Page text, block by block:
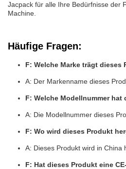
Jacpack für alle Ihre Bedürfnisse der
Machine.
Häufige Fragen:
F: Welche Marke trägt dieses
A: Der Markenname dieses
F: Welche Modellnummer hat
A: Die Modellnummer dieses
F: Wo wird dieses Produkt
A: Dieses Produkt wird in China
F: Hat dieses Produkt eine